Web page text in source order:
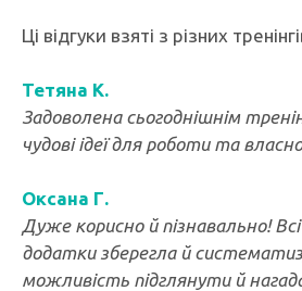
Ці відгуки взяті з різних
Тетяна К.
Задоволена сьогоднішнім
чудові ідеї для роботи та
Оксана Г.
Дуже корисно й пізнавально!
додатки зберегла й
можливість підглянути й